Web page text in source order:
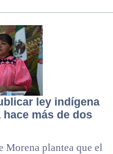
ley indígena
hace más de dos
Morena plantea que el